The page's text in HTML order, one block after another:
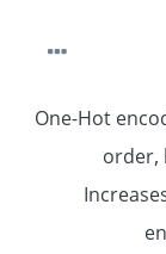
One-Hot
order,